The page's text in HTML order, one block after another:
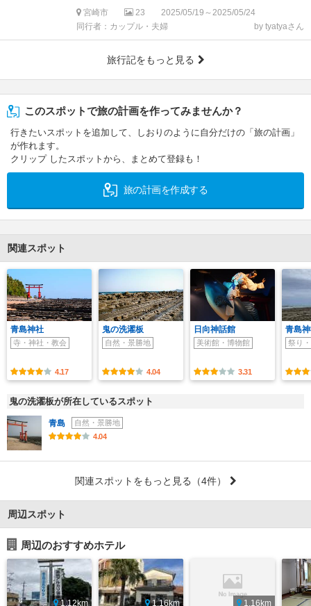
宮崎市 23
2025/05/19～2025/05/24
同行者：カップル・夫婦
by tyatyaさん
旅行記をもっと見る
このスポットで旅の計画を作ってみませんか？
行きたいスポットを追加して、しおりのように自分だけの「旅の計画」
が作れます。
クリップ したスポットから、まとめて登録も！
旅の計画を作成する
関連スポット
青島神社
寺・神社・教会
4.17
鬼の洗濯板
自然・景勝地
4.04
日向神話館
美術館・博物館
3.31
青島
祭り
鬼の洗濯板が所在しているスポット
青島
自然・景勝地
4.04
関連スポットをもっと見る （4件）
周辺スポット
周辺のおすすめホテル
1.12km 1.16km 1.16km